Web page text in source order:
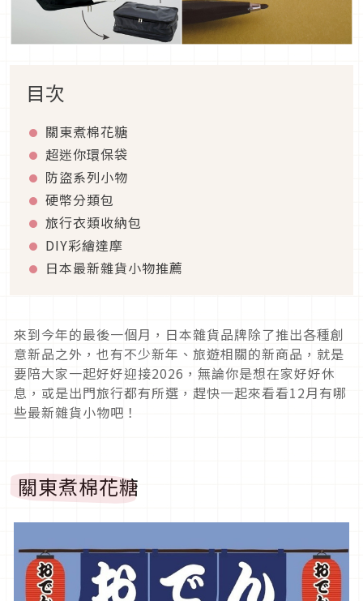
目次
關東煮棉花糖
超迷你環保袋
防盜系列小物
硬幣分類包
旅行衣類收納包
DIY彩繪達摩
日本最新雜貨小物推薦
來到今年的最後一個月，日本雜貨品牌除了推出各種創
意新品之外，也有不少新年、旅遊相關的新商品，就是
要陪大家一起好好迎接2026，無論你是想在家好好休
息，或是出門旅行都有所選，趕快一起來看看12月有哪
些最新雜貨小物吧！
關東煮棉花糖